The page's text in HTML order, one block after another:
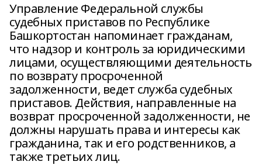
Управление Федеральной службы
судебных приставов по Республике
Башкортостан напоминает гражданам,
что надзор и контроль за юридическими
лицами, осуществляющими деятельность
по возврату просроченной
задолженности, ведет служба судебных
приставов. Действия, направленные на
возврат просроченной задолженности, не
должны нарушать права и интересы как
гражданина, так и его родственников, а
также третьих лиц.